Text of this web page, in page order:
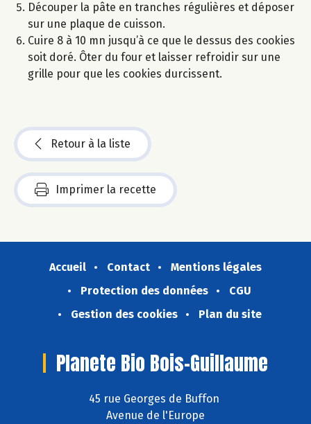
Découper la pâte en tranches régulières et déposer
sur une plaque de cuisson.
Cuire 8 à 10 mn jusqu’à ce que le dessus des cookies
soit doré. Ôter du four et laisser refroidir sur une
grille pour que les cookies durcissent.
Retour à la liste
Imprimer la recette
Accueil Contact
Mentions légales
Protection des données
CGU
Gestion des cookies
Plan du site
Planete Bio Bois-Guillaume
45 rue Georges de Buffon
Avenue de l'Europe